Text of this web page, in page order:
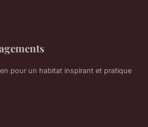
pour un habitat inspirant et pratique